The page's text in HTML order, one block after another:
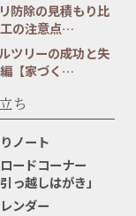
防除の見積もり比
の注意点…
ツリーの成功と失
【家づく…
ち
ノート
ードコーナー
っ越しはがき」
ンダー